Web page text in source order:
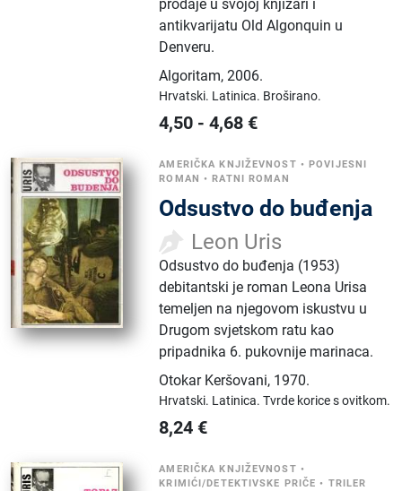
prodaje u svojoj knjižari i
antikvarijatu Old Algonquin u
Denveru.
Algoritam,2006.
Hrvatski. Latinica. Broširano.
4,50 -4,68 €
AMERIČKA KNJIŽEVNOST •POVIJESNI
ROMAN •RATNI ROMAN
Odsustvo do buđenja
Leon Uris
Odsustvo do buđenja (1953)
debitantski je roman Leona Urisa
temeljen na njegovom iskustvu u
Drugom svjetskom ratu kao
pripadnika 6. pukovnije marinaca.
Otokar Keršovani, 1970.
Hrvatski. Latinica.Tvrde korice s ovitkom.
8,24 €
AMERIČKA KNJIŽEVNOST •
KRIMIĆI/DETEKTIVSKE PRIČE • TRILER